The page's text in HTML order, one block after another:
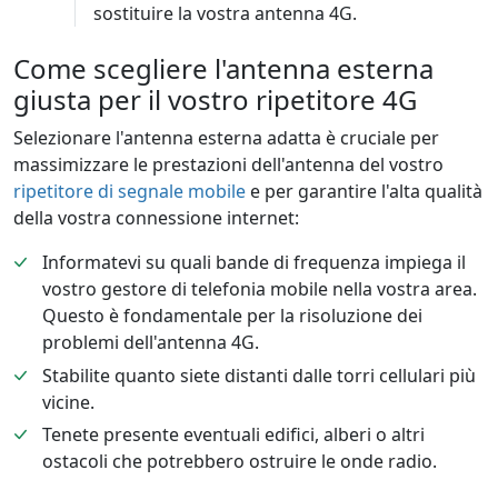
sostituire la vostra antenna 4G.
Come scegliere l'antenna esterna
giusta per il vostro ripetitore 4G
Selezionare l'antenna esterna adatta è cruciale per
massimizzare le prestazioni dell'antenna del vostro
ripetitore di segnale mobile e per garantire l'alta qualità
della vostra connessione internet:
Informatevi su quali bande di frequenza impiega il
vostro gestore di telefonia mobile nella vostra area.
Questo è fondamentale per la risoluzione dei
problemi dell'antenna 4G.
Stabilite quanto siete distanti dalle torri cellulari più
vicine.
Tenete presente eventuali edifici, alberi o altri
ostacoli che potrebbero ostruire le onde radio.